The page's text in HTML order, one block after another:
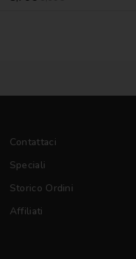
Contattaci
Speciali
Storico Ordini
Affiliati